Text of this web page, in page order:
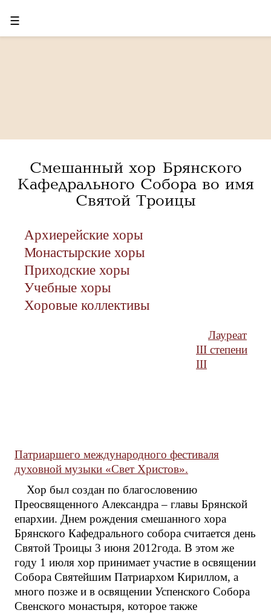
☰
Смешанный хор Брянского
Кафедрального Собора во имя
Святой Троицы
Архиерейские хоры
Монастырские хоры
Приходские хоры
Учебные хоры
Хоровые коллективы
Лауреат
III степени
III
Патриаршего международного фестиваля
духовной музыки «Свет Христов».
Хор был создан по благословению
Преосвященного Александра – главы Брянской
епархии. Днем рождения смешанного хора
Брянского Кафедрального собора считается день
Святой Троицы 3 июня 2012года. В этом же
году 1 июля хор принимает участие в освящении
Собора Святейшим Патриархом Кириллом, а
много позже и в освящении Успенского Собора
Свенского монастыря, которое также